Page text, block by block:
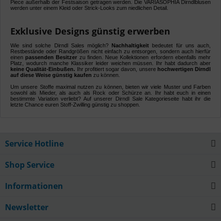
Piece außerhalb der Festsaison getragen werden. Die VARIASOPHIA Dirndlblusen
werden unter einem Kleid oder Strick-Looks zum niedlichen Detail.
Exklusive Designs günstig erwerben
Wie sind solche Dirndl Sales möglich? Nachhaltigkeit bedeutet für uns auch,
Restbestände oder Randgrößen nicht einfach zu entsorgen, sondern auch hierfür
einen passenden Besitzer zu finden. Neue Kollektionen erfordern ebenfalls mehr
Platz, wodurch manche Klassiker leider weichen müssen. Ihr habt dadurch aber
keine Qualität-Einbußen. Ihr profitiert sogar davon, unsere hochwertigen Dirndl
auf diese Weise günstig kaufen zu können.
Um unsere Stoffe maximal nutzen zu können, bieten wir viele Muster und Farben
sowohl als Mieder, als auch als Rock oder Schürze an. Ihr habt euch in einen
bestimmte Variation verliebt? Auf unserer Dirndl Sale Kategorieseite habt ihr die
letzte Chance euren Stoff-Zwilling günstig zu shoppen.
Service Hotline
Shop Service
Informationen
Newsletter